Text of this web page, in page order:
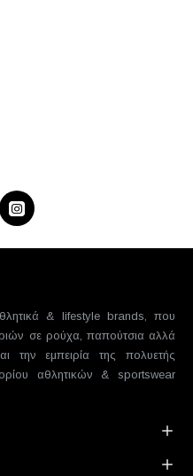
& lifestyle brands, που
σε ρούχα, παπούτσια αλλά
την εμπειρία της πολυετής
αθλητικών & sportswear